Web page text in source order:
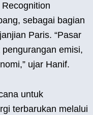
sebagai bagian
Paris. “Pasar
emisi,
ujar Hanif.
untuk
terbarukan melalui